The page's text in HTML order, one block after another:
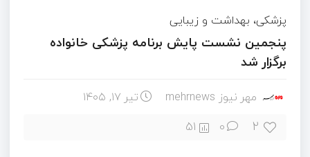
پزشکی، بهداشت و زیبایی
پنجمین نشست پایش برنامه پزشکی خانواده
برگزار شد
مهر نیوز mehrnews تیر ۱۷, ۱۴۰۵
2
0
51